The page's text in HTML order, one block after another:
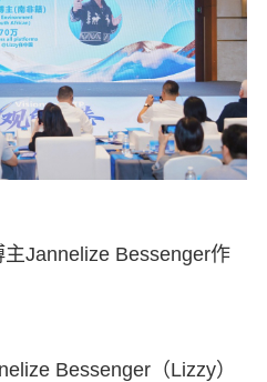
主Jannelize Bessenger作
Bessenger（Lizzy）